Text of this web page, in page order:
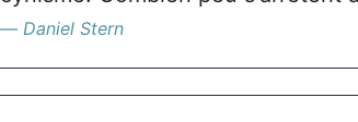
Daniel Stern